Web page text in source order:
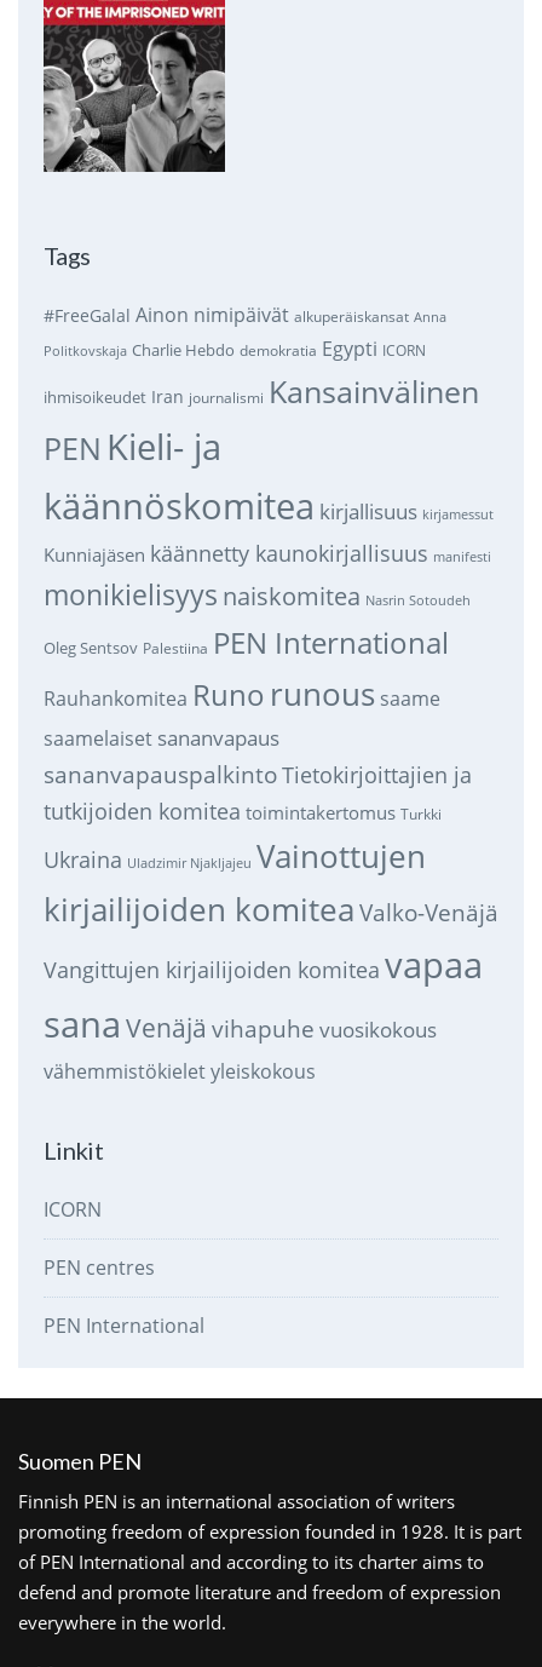
Tags
#FreeGalal Ainon nimipäivät alkuperäiskansat Anna
Politkovskaja Charlie Hebdo demokratia Egypti ICORN
ihmisoikeudet Iran journalismi Kansainvälinen
PEN Kieli- ja
käännöskomitea kirjallisuus kirjamessut
Kunniajäsen käännetty kaunokirjallisuus manifesti
monikielisyys naiskomitea Nasrin Sotoudeh
Oleg Sentsov Palestiina PEN International
Rauhankomitea Runo runous saame
saamelaiset sananvapaus
sananvapauspalkintoTietokirjoittajien ja
tutkijoiden komitea toimintakertomus Turkki
Ukraina Uladzimir Njakljajeu Vainottujen
kirjailijoiden komitea Valko-Venäjä
Vangittujen kirjailijoiden komitea vapaa
sana Venäjä vihapuhe vuosikokous
vähemmistökieletyleiskokous
Linkit
ICORN
PEN centres
PEN International
Suomen PEN
Finnish PEN is an international association of writers
promoting freedom of expression founded in 1928. It is part
of PEN International and according to its charter aims to
defend and promote literature and freedom of expression
everywhere in the world.